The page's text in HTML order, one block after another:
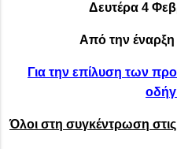
Δευτέρα 4
Από την έναρξη
Για την επίλυση των
Όλοι στη συγκέντρωση